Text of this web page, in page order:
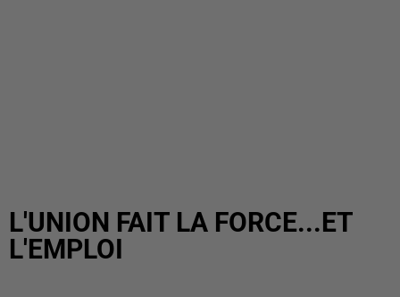
L'UNION FAIT LA FORCE...ET
L'EMPLOI